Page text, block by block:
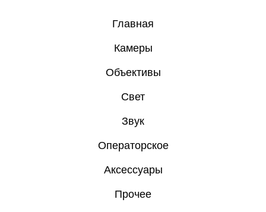
Главная
Камеры
Объективы
Свет
Звук
Операторское
Аксессуары
Прочее